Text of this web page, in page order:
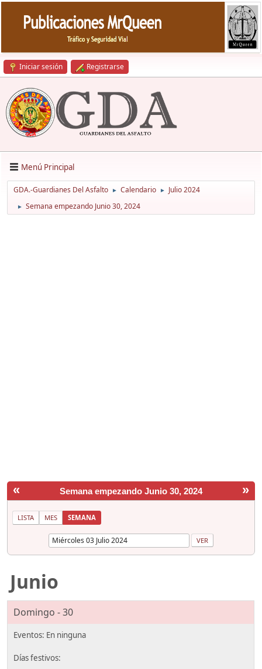
Iniciar sesión Registrarse
Menú Principal
GDA.-Guardianes Del Asfalto ► Calendario ► Julio 2024
► Semana empezando Junio 30, 2024
« »
Semana empezando Junio 30, 2024
LISTA MES SEMANA
Junio
Domingo - 30